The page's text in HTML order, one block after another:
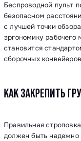
Беспроводной пульт
безопасном
с лучшей точки
эргономику рабочего
становится
сборочных
КАК ЗАКРЕПИТЬ
Правильная
должен быть надежно